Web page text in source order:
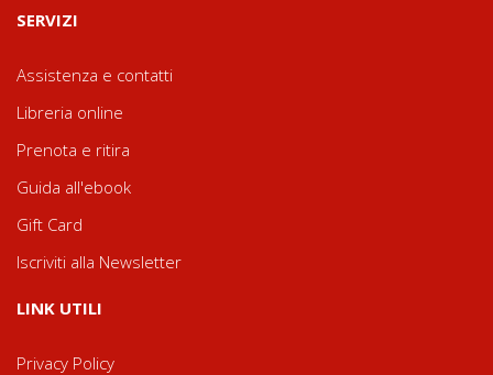
SERVIZI
Assistenza e contatti
Libreria online
Prenota e ritira
Guida all'ebook
Gift Card
Iscriviti alla Newsletter
LINK UTILI
Privacy Policy